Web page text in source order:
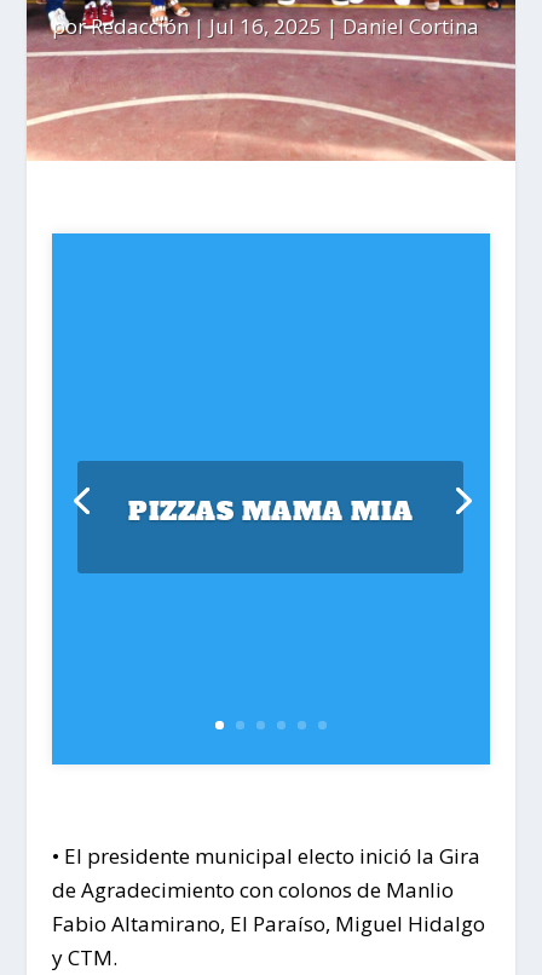
porRedacción|Jul 16, 2025|Daniel Cortina
PIZZAS MAMA MIA
• El presidente municipal electo inició la Gira
de Agradecimiento con colonos de Manlio
Fabio Altamirano, El Paraíso, Miguel Hidalgo
y CTM.